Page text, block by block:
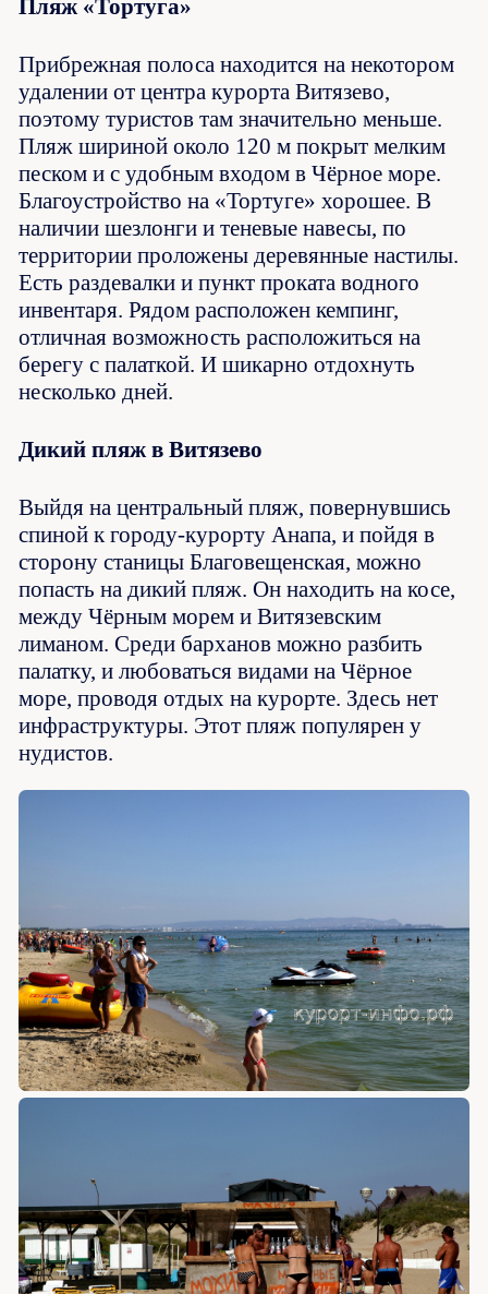
Пляж «Тортуга»
Прибрежная полоса находится на некотором
удалении от центра курорта Витязево,
поэтому туристов там значительно меньше.
Пляж шириной около 120 м покрыт мелким
песком и с удобным входом в Чёрное море.
Благоустройство на «Тортуге» хорошее. В
наличии шезлонги и теневые навесы, по
территории проложены деревянные настилы.
Есть раздевалки и пункт проката водного
инвентаря. Рядом расположен кемпинг,
отличная возможность расположиться на
берегу с палаткой. И шикарно отдохнуть
несколько дней.
Дикий пляж в Витязево
Выйдя на центральный пляж, повернувшись
спиной к городу-курорту Анапа, и пойдя в
сторону станицы Благовещенская, можно
попасть на дикий пляж. Он находить на косе,
между Чёрным морем и Витязевским
лиманом. Среди барханов можно разбить
палатку, и любоваться видами на Чёрное
море, проводя отдых на курорте. Здесь нет
инфраструктуры. Этот пляж популярен у
нудистов.